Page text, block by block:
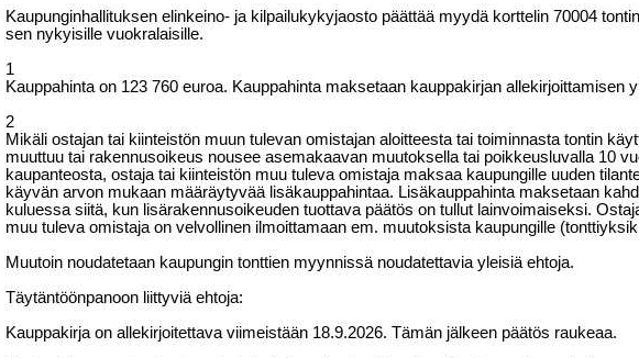
Kaupunginhallituksen elinkeino- ja kilpailukykyjaosto päättää myydä korttelin 70004
sen nykyisille vuokralaisille.
1
Kauppahinta on 123 760 euroa. Kauppahinta maksetaan kauppakirjan allekirjoittamisen
2
Mikäli ostajan tai kiinteistön muun tulevan omistajan aloitteesta tai toiminnasta tontin
muuttuu tai rakennusoikeus nousee asemakaavan muutoksella tai poikkeusluvalla 10
kaupanteosta, ostaja tai kiinteistön muu tuleva omistaja maksaa kaupungille uuden
käyvän arvon mukaan määräytyvää lisäkauppahintaa. Lisäkauppahinta maksetaan
kuluessa siitä, kun lisärakennusoikeuden tuottava päätös on tullut lainvoimaiseksi.
muu tuleva omistaja on velvollinen ilmoittamaan em. muutoksista kaupungille
Muutoin noudatetaan kaupungin tonttien myynnissä noudatettavia yleisiä ehtoja.
Täytäntöönpanoon liittyviä ehtoja:
Kauppakirja on allekirjoitettava viimeistään 18.9.2026. Tämän jälkeen päätös raukeaa.